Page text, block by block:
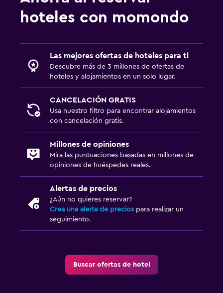
Caja fuerte para laptops
Tienda de regalos
Bicicletas
Compras
Ideal para familias
Cuidado de niños o guardería
Comidas para niños
Gimnasio
hoteles con momondo
Las mejores ofertas de hoteles para ti
Descubre más de 3 millones de ofertas de
hoteles y alojamientos en un solo lugar.
CANCELACIÓN GRATIS
Usa nuestro filtro para encontrar alojamientos
con cancelación gratis.
Millones de opiniones
Mira las puntuaciones basadas en millones de
opiniones de huéspedes reales.
Alertas de precios
¿Aún no quieres reservar?
Crea una alerta de precios para realizar un
seguimiento.
Buscar ofertas de hotel